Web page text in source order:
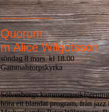
---------------------
Quorum
m Alice Wilgotsson
söndag 8 mars kl 18.00
Gammalstorpskyrka
Sölvesborgs
höra ett blandat program, från jazz